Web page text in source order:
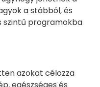
a stábból, és
programokba
azokat célozza